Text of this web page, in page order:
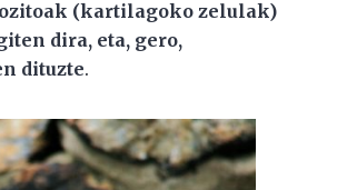
(kartilagoko zelulak)
dira, eta, gero,
dituzte.